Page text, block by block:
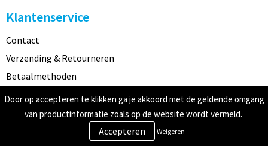
Klantenservice
Contact
Verzending & Retourneren
Betaalmethoden
Veilig winkelen
Algemene voorwaarden
Door op accepteren te klikken ga je akkoord met de geldende omgang
van productinformatie zoals op de website wordt vermeld.
Weigeren